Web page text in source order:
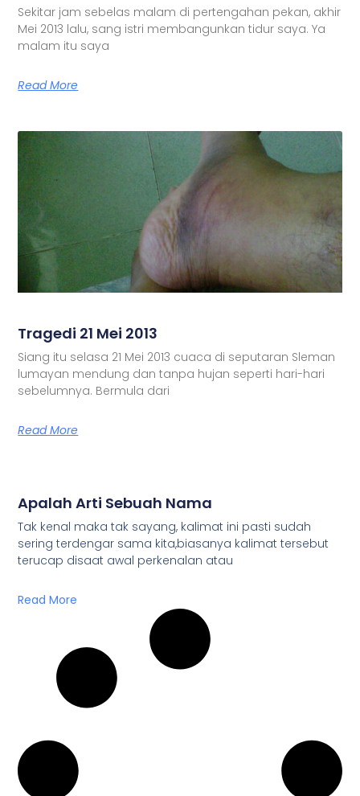
Sekitar jam sebelas malam di pertengahan pekan, akhir
Mei 2013 lalu, sang istri membangunkan tidur saya. Ya
malam itu saya
Read More
Tragedi 21 Mei 2013
Siang itu selasa 21 Mei 2013 cuaca di seputaran Sleman
lumayan mendung dan tanpa hujan seperti hari-hari
sebelumnya. Bermula dari
Read More
Apalah Arti Sebuah Nama
Tak kenal maka tak sayang, kalimat ini pasti sudah
sering terdengar sama kita,biasanya kalimat tersebut
terucap disaat awal perkenalan atau
Read More